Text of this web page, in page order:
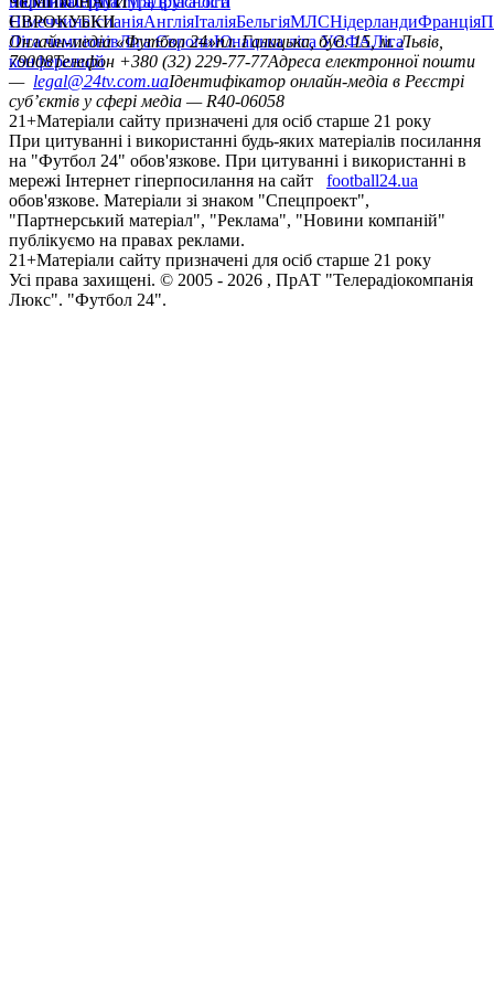
НімеччинаІспаніяАнгліяІталіяБельгіяМЛСНідерландиФранція
ЄВРОКУБКИ
Ліга чемпіонівЛіга ЄвропиЮнацька ліга УЄФАЛіга
конференцій
Онлайн-медіа «Футбол 24»пл. Галицька, буд. 15, м. Львів,
79008Телефон +380 (32) 229-77-77Адреса електронної пошти
— legal@24tv.com.uaІдентифікатор онлайн-медіа в Реєстрі
суб’єктів у сфері медіа — R40-06058
21+Матеріали сайту призначені для осіб старше 21 року
При цитуванні і використанні будь-яких матеріалів посилання
на "Футбол 24" обов'язкове. При цитуванні і використанні в
мережі Інтернет гіперпосилання на сайт
football24.ua
обов'язкове. Матеріали зі знаком "Спецпроект",
"Партнерський матеріал", "Реклама", "Новини компаній"
публікуємо на правах реклами.
21+Матеріали сайту призначені для осіб старше 21 року
Усi права захищенi. © 2005 - 2026 , ПрАТ "Телерадіокомпанія
Люкс". "Футбол 24".